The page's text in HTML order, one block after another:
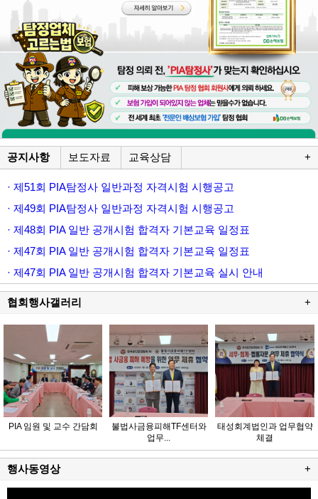
공지사항 보도자료 교육상담 +
· 제51회 PIA탐정사 일반과정 자격시험 시행공고
· 제49회 PIA탐정사 일반과정 자격시험 시행공고
· 제48회 PIA 일반 공개시험 합격자 기본교육 일정표
· 제47회 PIA 일반 공개시험 합격자 기본교육 일정표
· 제47회 PIA 일반 공개시험 합격자 기본교육 실시 안내
협회행사갤러리 +
PIA 임원 및 교수 간담회
불법사금융피해TF센터와
업무...
태성회계법인과 업무협약
체결
행사동영상 +